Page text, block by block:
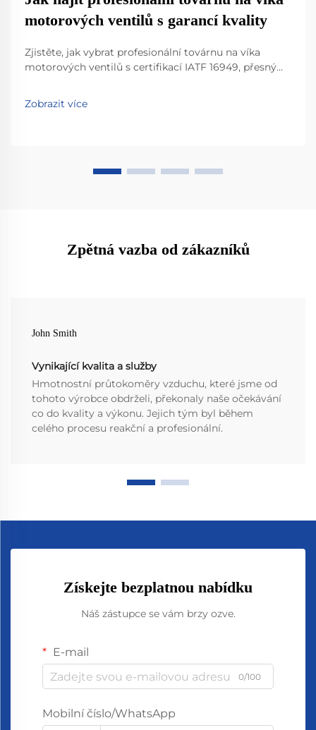
motorových ventilů s garancí kvality
Zjistěte, jak vybrat profesionální továrnu na víka
motorových ventilů s certifikací IATF 16949, přesným
pro spolehlivost na úrovni OEM. Dozvědět se více.
Zobrazit více
Zpětná vazba od zákazníků
John Smith
Vynikající kvalita a služby
Hmotnostní průtokoměry vzduchu, které jsme od
tohoto výrobce obdrželi, překonaly naše očekávání
co do kvality a výkonu. Jejich tým byl během
celého procesu reakční a profesionální.
Získejte bezplatnou nabídku
Náš zástupce se vám brzy ozve.
E-mail
0/100
Mobilní číslo/WhatsApp